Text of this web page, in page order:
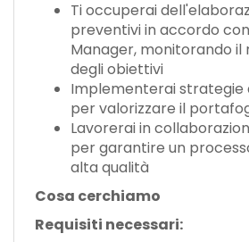
Ti occuperai
preventivi in accordo
Manager, monitorando il
degli obiettivi
Implementerai strategie
per valorizzare il
Lavorerai in
per garantire un
alta qualità
Cosa cerchiamo
Requisiti necessari: